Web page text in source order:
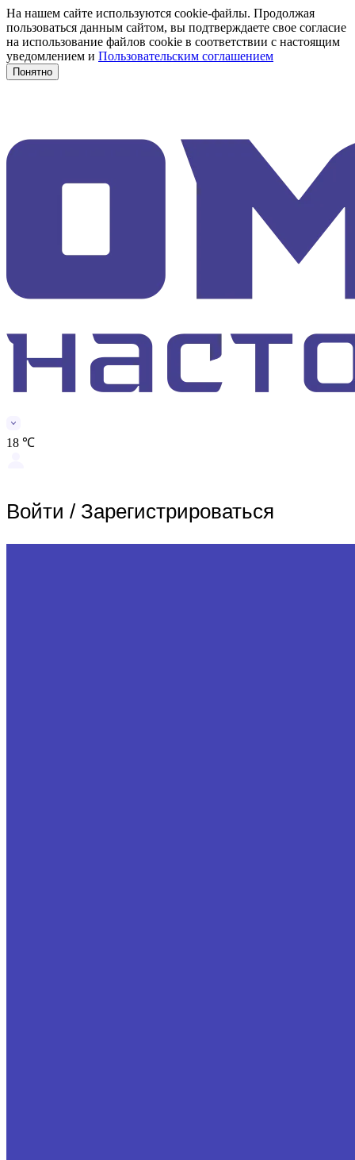
На нашем сайте используются cookie-файлы. Продолжая
пользоваться данным сайтом, вы подтверждаете свое согласие
на использование файлов cookie в соответствии с настоящим
уведомлением и Пользовательским соглашением
Понятно
18 ℃
Войти / Зарегистрироваться